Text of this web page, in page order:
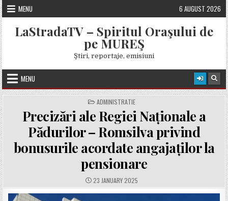
Skip
to
content
MENU 6 AUGUST 2026
LaStradaTV – Spiritul Oraşului de
pe MUREŞ
Ştiri, reportaje, emisiuni
MENU
POSTED
IN
ADMINISTRATIE
Precizări ale Regiei Naționale a
Pădurilor – Romsilva privind
bonusurile acordate angajaților la
pensionare
PUBLISHED
DATE:
23 JANUARY 2025